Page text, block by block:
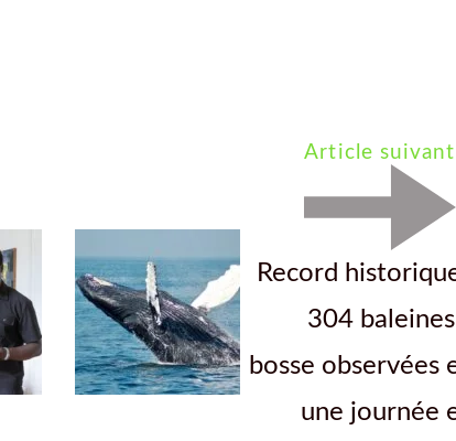
Article suivant
Record
304
bosse observées
une journée